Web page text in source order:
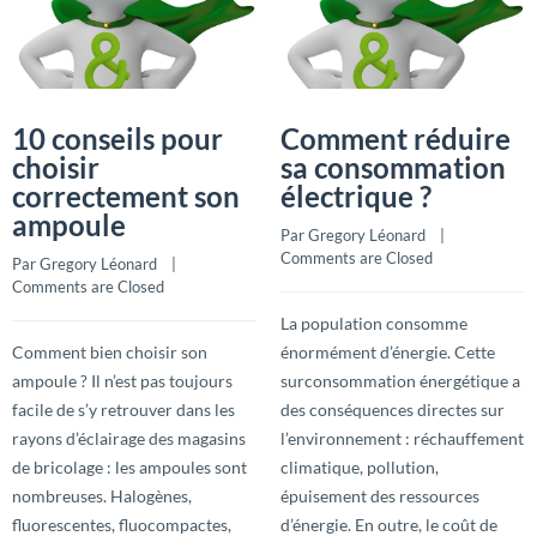
10 conseils pour
choisir
correctement son
ampoule
Par Gregory Léonard
Comments are Closed
Comment bien choisir son
ampoule ? Il n’est pas toujours
facile de s’y retrouver dans les
rayons d’éclairage des magasins
de bricolage : les ampoules sont
nombreuses. Halogènes,
fluorescentes, fluocompactes,
Comment réduire
sa consommation
électrique ?
Par Gregory Léonard
Comments are Closed
La population consomme
énormément d’énergie. Cette
surconsommation énergétique a
des conséquences directes sur
l’environnement : réchauffement
climatique, pollution,
épuisement des ressources
d’énergie. En outre, le coût de